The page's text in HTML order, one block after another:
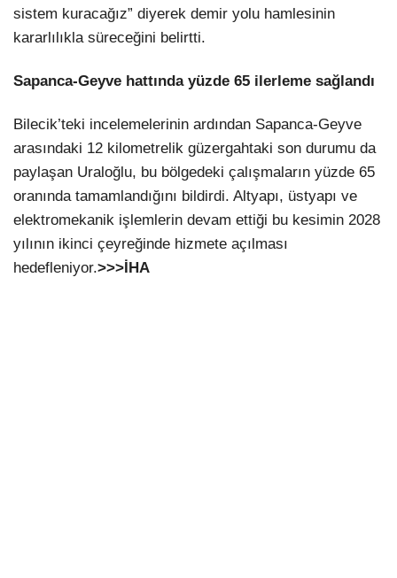
sistem kuracağız” diyerek demir yolu hamlesinin
kararlılıkla süreceğini belirtti.
Sapanca-Geyve hattında yüzde 65 ilerleme sağlandı
Bilecik’teki incelemelerinin ardından Sapanca-Geyve
arasındaki 12 kilometrelik güzergahtaki son durumu da
paylaşan Uraloğlu, bu bölgedeki çalışmaların yüzde 65
oranında tamamlandığını bildirdi. Altyapı, üstyapı ve
elektromekanik işlemlerin devam ettiği bu kesimin 2028
yılının ikinci çeyreğinde hizmete açılması
hedefleniyor.>>>İHA